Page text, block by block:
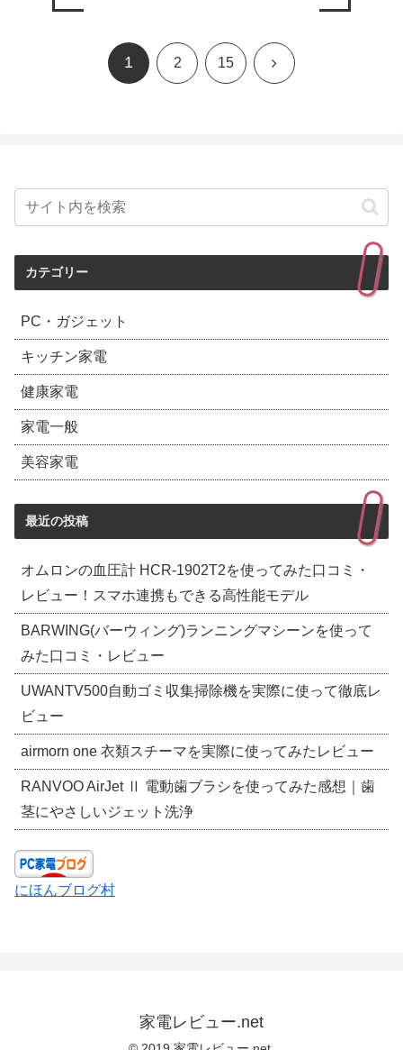
1 2 15 次
カテゴリー
PC・ガジェット
キッチン家電
健康家電
家電一般
美容家電
最近の投稿
オムロンの血圧計 HCR-1902T2を使ってみた口コミ・
レビュー！スマホ連携もできる高性能モデル
BARWING(バーウィング)ランニングマシーンを使って
みた口コミ・レビュー
UWANTV500自動ゴミ収集掃除機を実際に使って徹底レ
ビュー
airmorn one 衣類スチーマを実際に使ってみたレビュー
RANVOO AirJet Ⅱ 電動歯ブラシを使ってみた感想｜歯
茎にやさしいジェット洗浄
にほんブログ村
家電レビュー.net